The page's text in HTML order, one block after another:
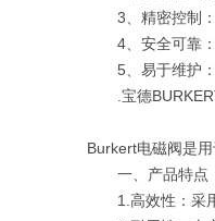
3、精密控制：
4、安全可靠：
5、易于维护：
.宝德
Burkert电磁阀是
一、产品特点
1.高效性：采用